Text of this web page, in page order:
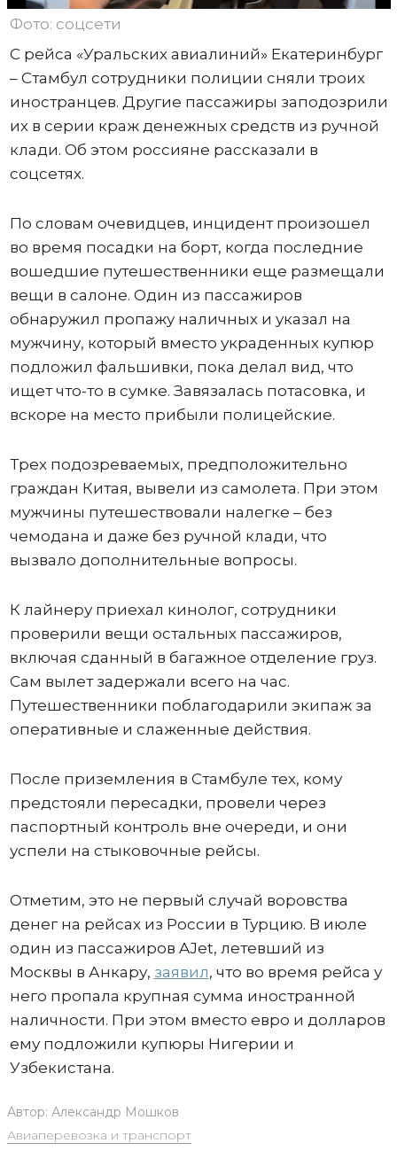
Фото: соцсети
С рейса «Уральских авиалиний» Екатеринбург
– Стамбул сотрудники полиции сняли троих
иностранцев. Другие пассажиры заподозрили
их в серии краж денежных средств из ручной
клади. Об этом россияне рассказали в
соцсетях.
По словам очевидцев, инцидент произошел
во время посадки на борт, когда последние
вошедшие путешественники еще размещали
вещи в салоне. Один из пассажиров
обнаружил пропажу наличных и указал на
мужчину, который вместо украденных купюр
подложил фальшивки, пока делал вид, что
ищет что-то в сумке. Завязалась потасовка, и
вскоре на место прибыли полицейские.
Трех подозреваемых, предположительно
граждан Китая, вывели из самолета. При этом
мужчины путешествовали налегке – без
чемодана и даже без ручной клади, что
вызвало дополнительные вопросы.
К лайнеру приехал кинолог, сотрудники
проверили вещи остальных пассажиров,
включая сданный в багажное отделение груз.
Сам вылет задержали всего на час.
Путешественники поблагодарили экипаж за
оперативные и слаженные действия.
После приземления в Стамбуле тех, кому
предстояли пересадки, провели через
паспортный контроль вне очереди, и они
успели на стыковочные рейсы.
Отметим, это не первый случай воровства
денег на рейсах из России в Турцию. В июле
один из пассажиров AJet, летевший из
Москвы в Анкару, заявил, что во время рейса у
него пропала крупная сумма иностранной
наличности. При этом вместо евро и долларов
ему подложили купюры Нигерии и
Узбекистана.
Автор: Александр Мошков
Авиаперевозка и транспорт